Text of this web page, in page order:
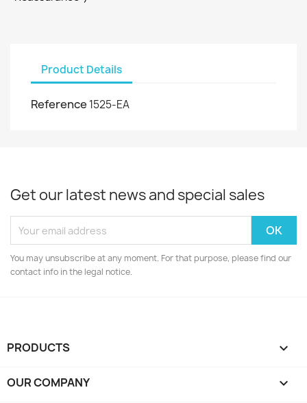
Product Details
Reference 1525-EA
Get our latest news and special sales
You may unsubscribe at any moment. For that purpose, please find our
contact info in the legal notice.
PRODUCTS 
OUR COMPANY 